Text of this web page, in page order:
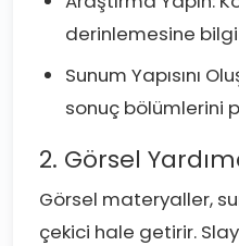
derinlemesine
Sunum Yapısını
sonuç bölümlerini
2. Görsel
Görsel materyaller,
çekici hale getirir.